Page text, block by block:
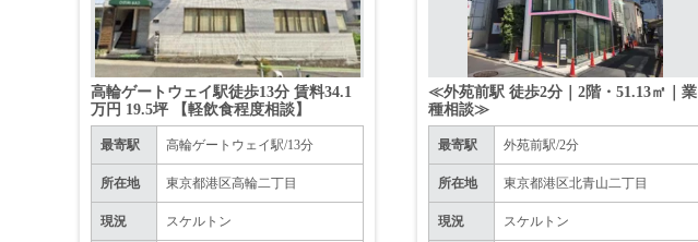
高輪ゲートウェイ駅徒歩13分 賃料34.1
万円 19.5坪 【軽飲食程度相談】
最寄駅 高輪ゲートウェイ駅/13分
所在地 東京都港区高輪二丁目
現況 スケルトン
≪外苑前駅 徒歩2分｜2階・51.13㎡｜業
種相談≫
最寄駅 外苑前駅/2分
所在地 東京都港区北青山二丁目
現況 スケルトン